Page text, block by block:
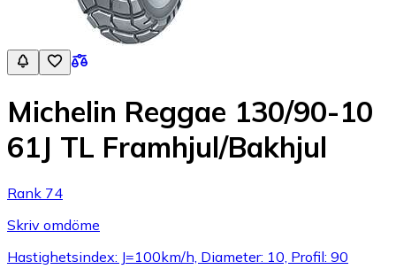
Michelin Reggae 130/90-10
61J TL Framhjul/Bakhjul
Rank 74
Skriv omdöme
Hastighetsindex: J=100km/h, Diameter: 10, Profil: 90